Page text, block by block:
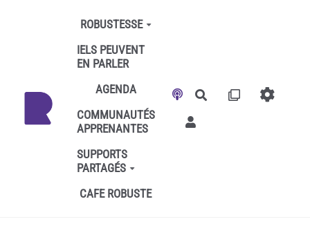
Aller au contenu principal
ROBUSTESSE
IELS PEUVENT
EN PARLER
AGENDA
COMMUNAUTÉS
APPRENANTES
SUPPORTS
PARTAGÉS
CAFE ROBUSTE
Rechercher